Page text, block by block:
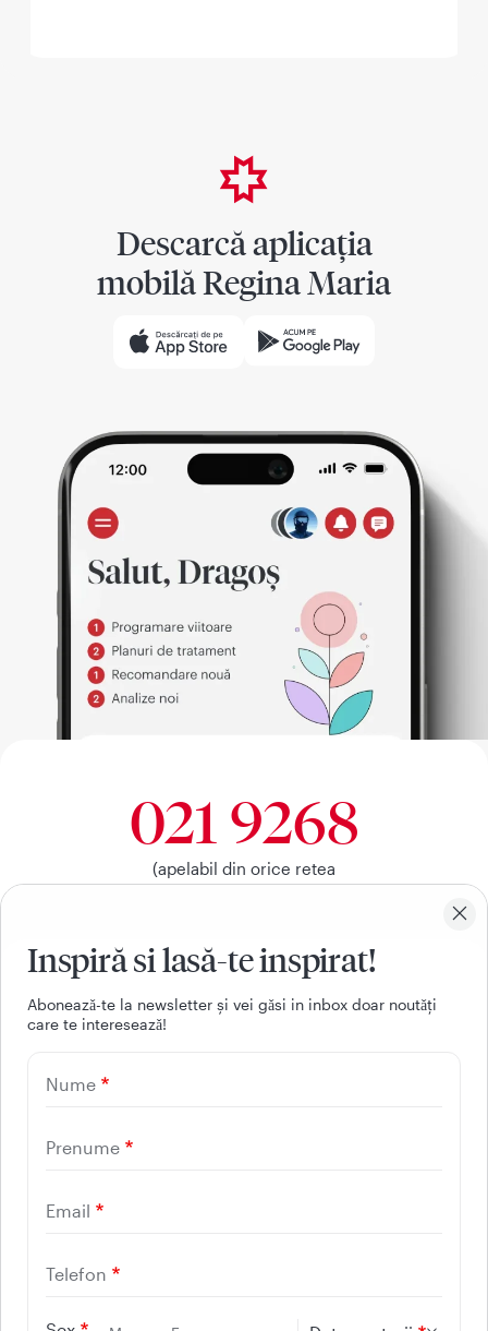
Inspiră si lasă-te inspirat!
Aboneazǎ-te la newsletter și vei gǎsi in inbox doar noutǎți
care te intereseazǎ!
Nume
Prenume
Email
Telefon
Descarcă aplicația
mobilă Regina Maria
021 9268
(apelabil din orice retea
nationala, fixa sau mobila)
CONTACT
REGINA MARIA